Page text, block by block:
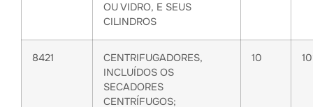
OU VIDRO, E SEUS
CILINDROS
8421
CENTRIFUGADORES,
INCLUÍDOS OS
SECADORES
CENTRÍFUGOS;
10